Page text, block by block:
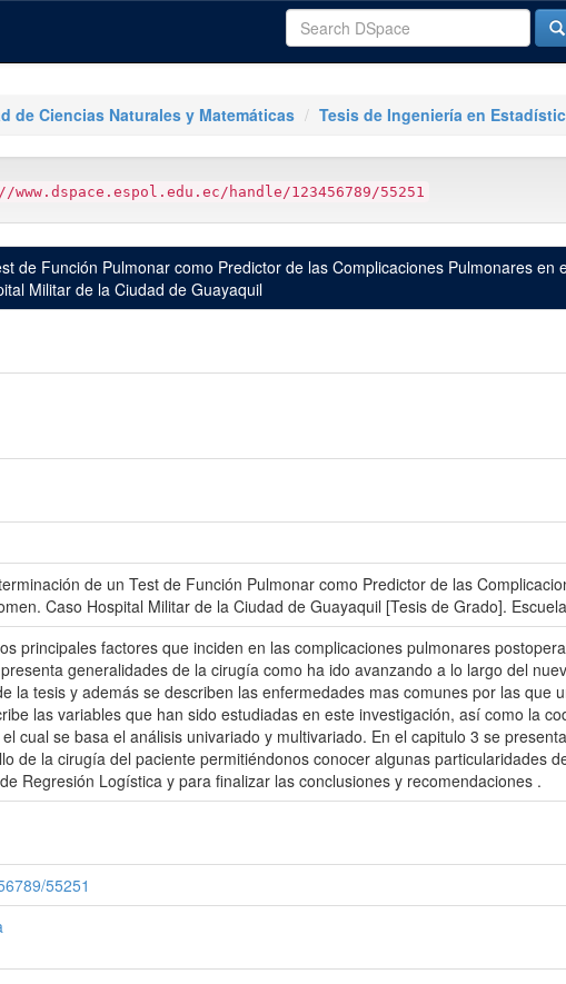
de Ciencias Naturales y Matemáticas Tesis de Ingeniería en
handle/123456789/55251
de Función Pulmonar como Predictor de las Complicaciones Pulmonares en
Militar de la Ciudad de Guayaquil
de un Test de Función Pulmonar como Predictor de las
Caso Hospital Militar de la Ciudad de Guayaquil [Tesis de Grado].
principales factores que inciden en las complicaciones pulmonares
generalidades de la cirugía como ha ido avanzando a lo largo del
la tesis y además se describen las enfermedades mas comunes por las que
las variables que han sido estudiadas en este investigación, así como la
cual se basa el análisis univariado y multivariado. En el capitulo 3 se
de la cirugía del paciente permitiéndonos conocer algunas particularidades
Regresión Logística y para finalizar las conclusiones y recomendaciones .
55251